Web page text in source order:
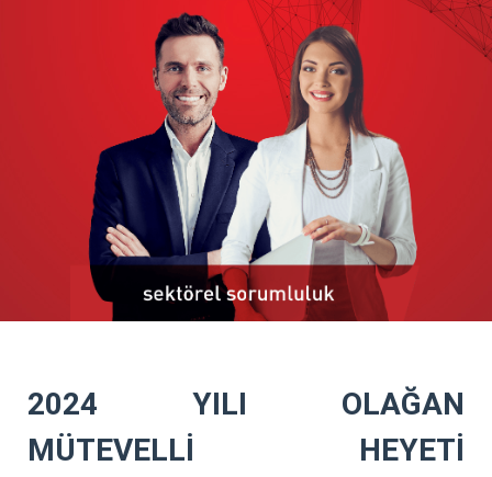
2024 YILI OLAĞAN
MÜTEVELLİ HEYETİ